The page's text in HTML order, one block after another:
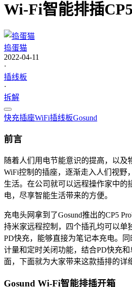
Wi-Fi智能排插
捣蛋猫
2022-04-11
·
插线板
·
拆解
快充插座WiFi插线板Gosund
前言
随着人们用电节能意识的提高，以及
WiFi控制的插座，逐渐走入人们视野
生活。在公司就可以远程操作家中的
电，尽享智能生活带来的方便。
充电头网拿到了Gosund推出的CP5
持米家远程控制，四个插孔均可以单
PD快充，能够直接为笔记本充电。
计量和定时关闭功能，结合PD快充
面，下面就为大家带来这款插排的详
Gosund Wi-Fi智能排插开箱